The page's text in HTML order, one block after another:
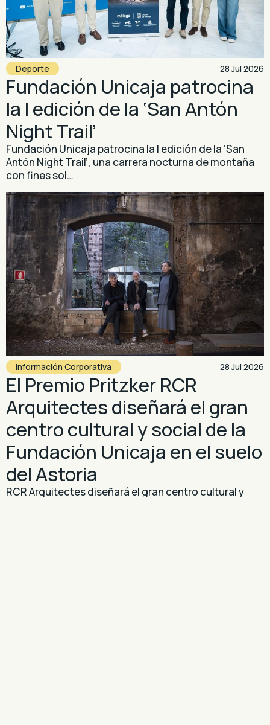
Deporte 28 Jul 2026
Fundación Unicaja patrocina
la I edición de la ‘San Antón
Night Trail’
Fundación Unicaja patrocina la I edición de la ‘San
Antón Night Trail’, una carrera nocturna de montaña
con fines sol…
Información Corporativa 28 Jul 2026
El Premio Pritzker RCR
Arquitectes diseñará el gran
centro cultural y social de la
Fundación Unicaja en el suelo
del Astoria
RCR Arquitectes diseñará el gran centro cultural y